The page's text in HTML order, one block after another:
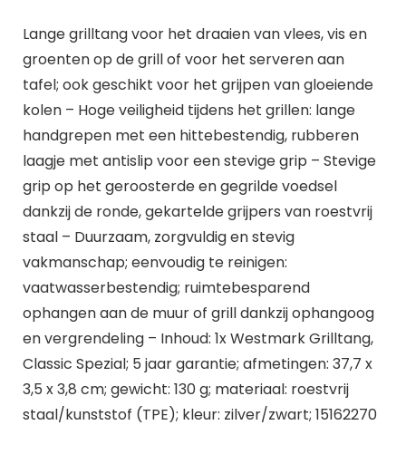
Lange grilltang voor het draaien van vlees, vis en
groenten op de grill of voor het serveren aan
tafel; ook geschikt voor het grijpen van gloeiende
kolen – Hoge veiligheid tijdens het grillen: lange
handgrepen met een hittebestendig, rubberen
laagje met antislip voor een stevige grip – Stevige
grip op het geroosterde en gegrilde voedsel
dankzij de ronde, gekartelde grijpers van roestvrij
staal – Duurzaam, zorgvuldig en stevig
vakmanschap; eenvoudig te reinigen:
vaatwasserbestendig; ruimtebesparend
ophangen aan de muur of grill dankzij ophangoog
en vergrendeling – Inhoud: 1x Westmark Grilltang,
Classic Spezial; 5 jaar garantie; afmetingen: 37,7 x
3,5 x 3,8 cm; gewicht: 130 g; materiaal: roestvrij
staal/kunststof (TPE); kleur: zilver/zwart; 15162270